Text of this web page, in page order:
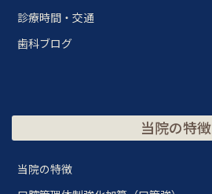
診療時間・交通
歯科ブログ
当院の特徴
当院の特徴